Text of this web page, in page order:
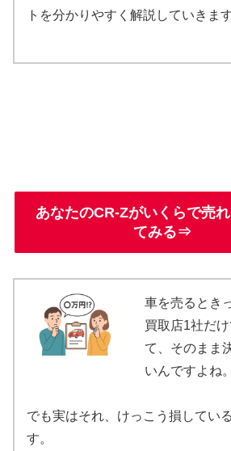
トを分かりやすく解説していきます
あなたのCR-Zがいくらで売
てみる⇒
車を売るとき
買取店1社だ
て、そのまま
いんですよね。
でも実はそれ、けっこう損してい
す。